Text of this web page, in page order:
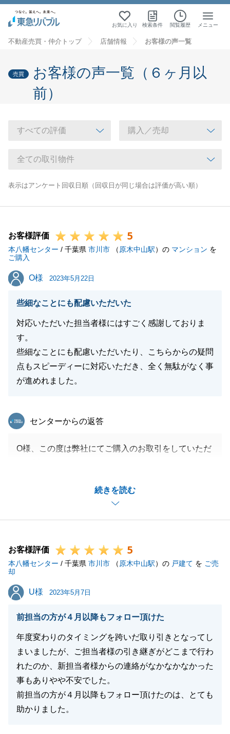
お気に入り 検索条件 閲覧履歴 メニュー
不動産売買・仲介トップ 店舗情報 お客様の声一覧
売買
お客様の声一覧（６ヶ月以
前）
表示はアンケート回収日順（回収日が同じ場合は評価が高い順）
お客様評価 5
本八幡センター / 千葉県 市川市 （ 原木中山駅）の マンション を
ご購入
O様
O様 2023年5月22日
些細なことにも配慮いただいた
対応いただいた担当者様にはすごく感謝しておりま
す。
些細なことにも配慮いただいたり、こちらからの疑問
点もスピーディーに対応いただき、全く無駄がなく事
が進めれました。
続きを読む
東急リバブル
センターからの返答
O様、この度は弊社にてご購入のお取引をしていただ
ことがとても印象深く、私も大変嬉しく思います。
O様のご協力もあり、お引渡しまでもスムーズに進め
ていくことができました。
今後も、お住まいのことで何かございましたら、お気
軽にご相談ください。
閉じる
お客様評価 5
本八幡センター / 千葉県 市川市 （ 原木中山駅）の 戸建て を ご売
却
U様
U様 2023年5月7日
前担当の方が４月以降もフォロー頂けた
年度変わりのタイミングを跨いだ取り引きとなってし
まいましたが、ご担当者様の引き継ぎがどこまで行わ
れたのか、新担当者様からの連絡がなかなかなかった
事もありやや不安でした。
前担当の方が４月以降もフォロー頂けたのは、とても
助かりました。